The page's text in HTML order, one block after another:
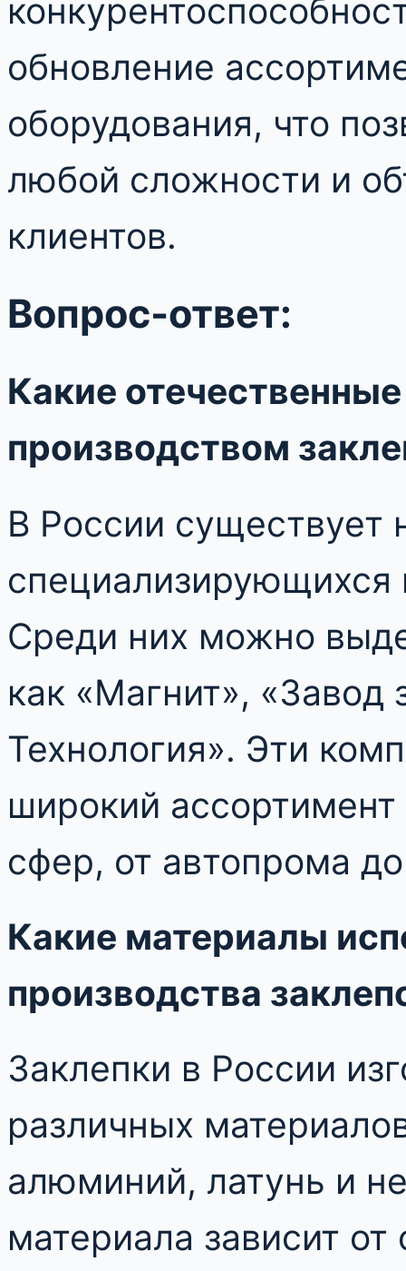
обновление
оборудования, что
любой сложности и
клиентов.
Вопрос-ответ:
Какие
производством
В России существует
специализирующихся
Среди них можно
как «Магнит»,
Технология». Эти
широкий
сфер, от автопрома
Какие материалы
производства
Заклепки в России
различных
алюминий, латунь и
материала зависит